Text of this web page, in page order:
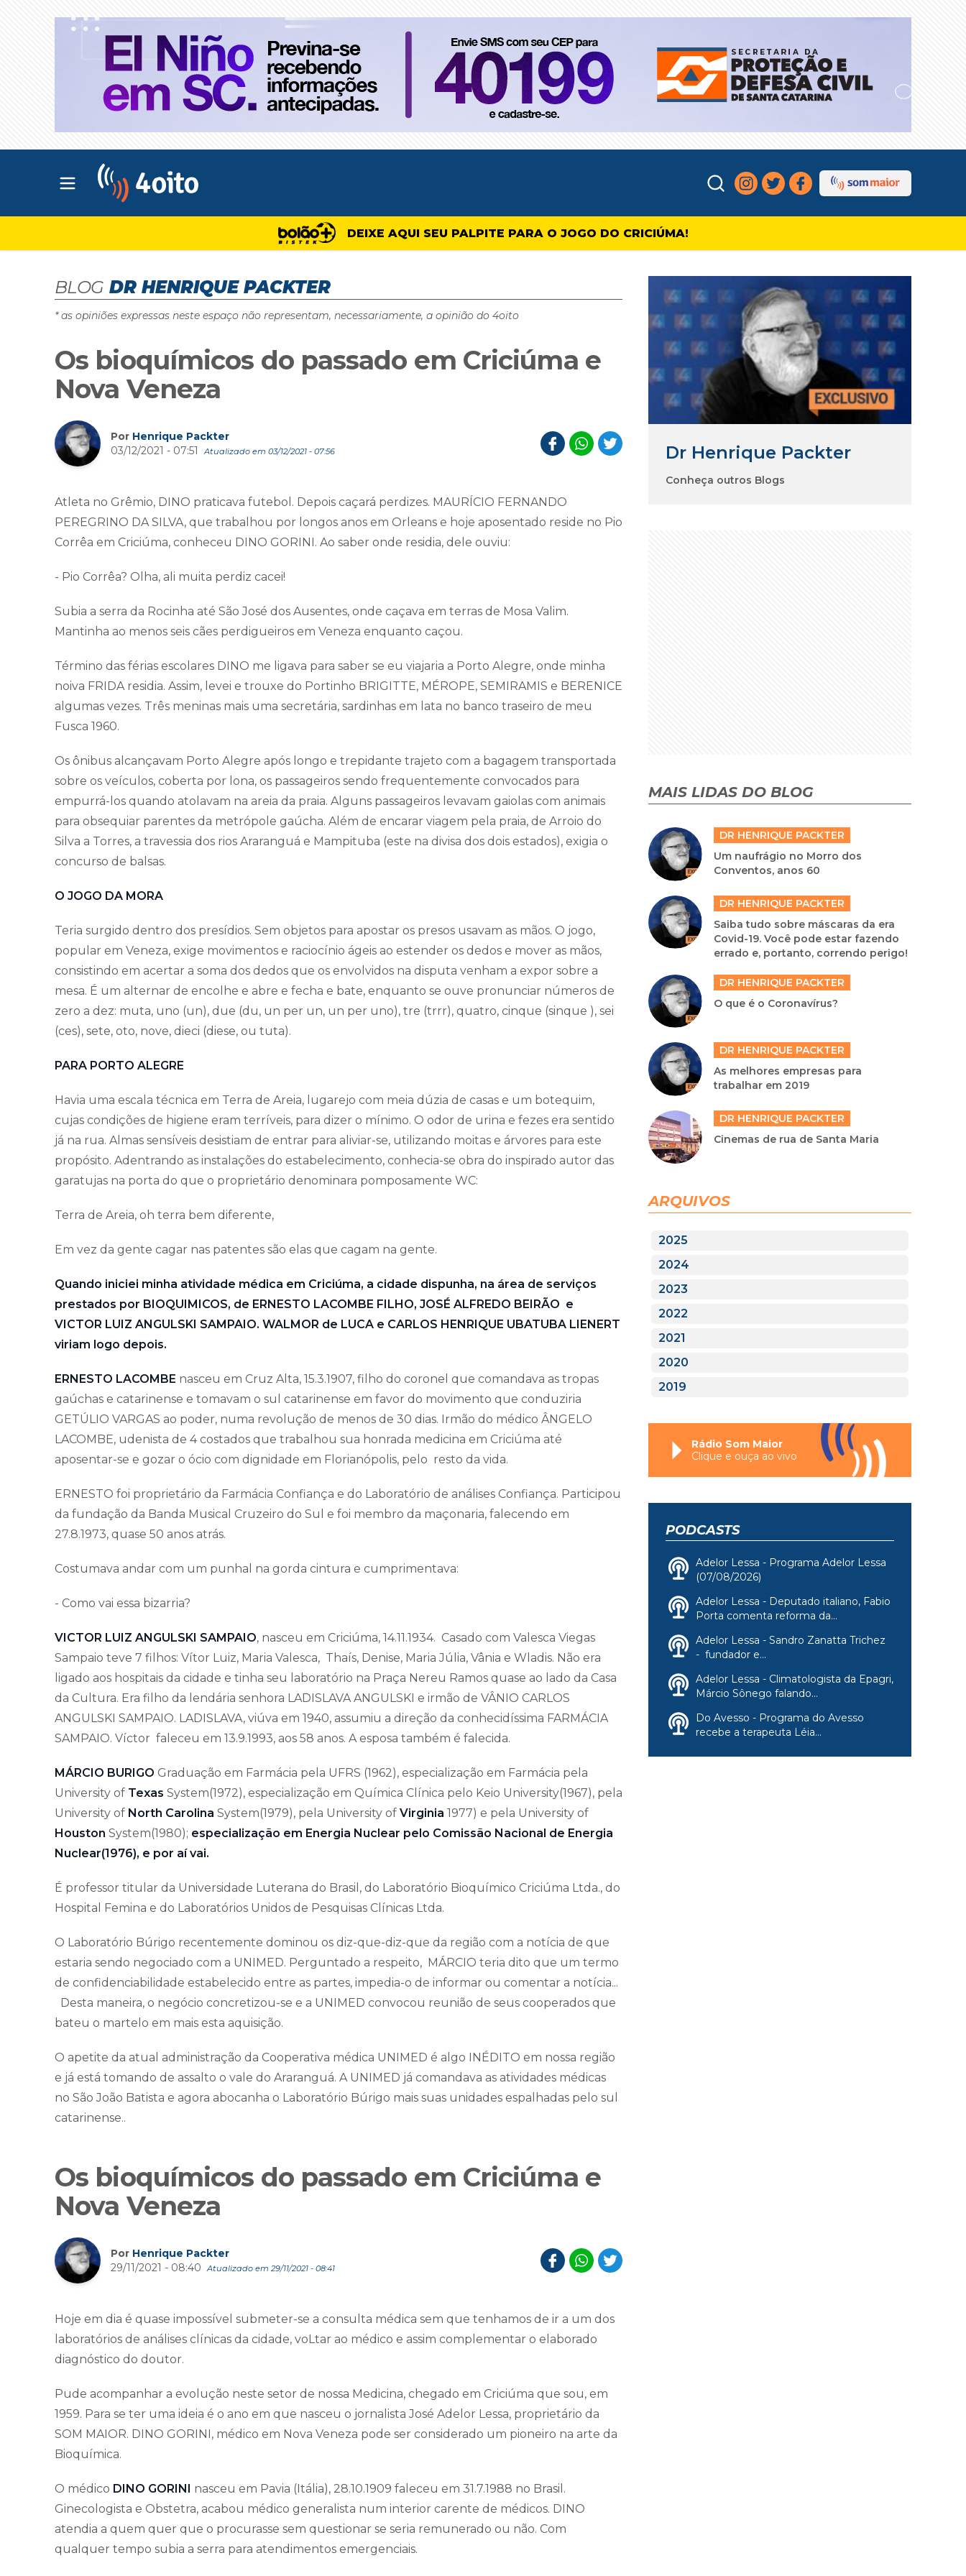
Abrir menu principal
DEIXE AQUI SEU PALPITE PARA O JOGO DO CRICIÚMA!
BLOG DR HENRIQUE PACKTER
* as opiniões expressas neste espaço não representam, necessariamente, a opinião do 4oito
Os bioquímicos do passado em Criciúma e
Nova Veneza
Por Henrique Packter
03/12/2021 - 07:51
Atualizado em 03/12/2021 - 07:56
Atleta no Grêmio, DINO praticava futebol. Depois caçará perdizes. MAURÍCIO FERNANDO
PEREGRINO DA SILVA, que trabalhou por longos anos em Orleans e hoje aposentado reside no Pio
Corrêa em Criciúma, conheceu DINO GORINI. Ao saber onde residia, dele ouviu:
- Pio Corrêa? Olha, ali muita perdiz cacei!
Subia a serra da Rocinha até São José dos Ausentes, onde caçava em terras de Mosa Valim.
Mantinha ao menos seis cães perdigueiros em Veneza enquanto caçou.
Término das férias escolares DINO me ligava para saber se eu viajaria a Porto Alegre, onde minha
noiva FRIDA residia. Assim, levei e trouxe do Portinho BRIGITTE, MÉROPE, SEMIRAMIS e BERENICE
algumas vezes. Três meninas mais uma secretária, sardinhas em lata no banco traseiro de meu
Fusca 1960.
Os ônibus alcançavam Porto Alegre após longo e trepidante trajeto com a bagagem transportada
sobre os veículos, coberta por lona, os passageiros sendo frequentemente convocados para
empurrá-los quando atolavam na areia da praia. Alguns passageiros levavam gaiolas com animais
para obsequiar parentes da metrópole gaúcha. Além de encarar viagem pela praia, de Arroio do
Silva a Torres, a travessia dos rios Araranguá e Mampituba (este na divisa dos dois estados), exigia o
concurso de balsas.
O JOGO DA MORA
Teria surgido dentro dos presídios. Sem objetos para apostar os presos usavam as mãos. O jogo,
popular em Veneza, exige movimentos e raciocínio ágeis ao estender os dedos e mover as mãos,
consistindo em acertar a soma dos dedos que os envolvidos na disputa venham a expor sobre a
mesa. É um alternar de encolhe e abre e fecha e bate, enquanto se ouve pronunciar números de
zero a dez: muta, uno (un), due (du, un per un, un per uno), tre (trrr), quatro, cinque (sinque ), sei
(ces), sete, oto, nove, dieci (diese, ou tuta).
PARA PORTO ALEGRE
Havia uma escala técnica em Terra de Areia, lugarejo com meia dúzia de casas e um botequim,
cujas condições de higiene eram terríveis, para dizer o mínimo. O odor de urina e fezes era sentido
já na rua. Almas sensíveis desistiam de entrar para aliviar-se, utilizando moitas e árvores para este
propósito. Adentrando as instalações do estabelecimento, conhecia-se obra do inspirado autor das
garatujas na porta do que o proprietário denominara pomposamente WC:
Terra de Areia, oh terra bem diferente,
Em vez da gente cagar nas patentes são elas que cagam na gente.
Quando iniciei minha atividade médica em Criciúma, a cidade dispunha, na área de serviços
prestados por BIOQUIMICOS, de ERNESTO LACOMBE FILHO, JOSÉ ALFREDO BEIRÃO e
VICTOR LUIZ ANGULSKI SAMPAIO. WALMOR de LUCA e CARLOS HENRIQUE UBATUBA LIENERT
viriam logo depois.
ERNESTO LACOMBE nasceu em Cruz Alta, 15.3.1907, filho do coronel que comandava as tropas
gaúchas e catarinense e tomavam o sul catarinense em favor do movimento que conduziria
GETÚLIO VARGAS ao poder, numa revolução de menos de 30 dias. Irmão do médico ÂNGELO
LACOMBE, udenista de 4 costados que trabalhou sua honrada medicina em Criciúma até
aposentar-se e gozar o ócio com dignidade em Florianópolis, pelo resto da vida.
ERNESTO foi proprietário da Farmácia Confiança e do Laboratório de análises Confiança. Participou
da fundação da Banda Musical Cruzeiro do Sul e foi membro da maçonaria, falecendo em
27.8.1973, quase 50 anos atrás.
Costumava andar com um punhal na gorda cintura e cumprimentava:
- Como vai essa bizarria?
VICTOR LUIZ ANGULSKI SAMPAIO, nasceu em Criciúma, 14.11.1934. Casado com Valesca Viegas
Sampaio teve 7 filhos: Vítor Luiz, Maria Valesca, Thaís, Denise, Maria Júlia, Vânia e Wladis. Não era
ligado aos hospitais da cidade e tinha seu laboratório na Praça Nereu Ramos quase ao lado da Casa
da Cultura. Era filho da lendária senhora LADISLAVA ANGULSKI e irmão de VÂNIO CARLOS
ANGULSKI SAMPAIO. LADISLAVA, viúva em 1940, assumiu a direção da conhecidíssima FARMÁCIA
SAMPAIO. Víctor faleceu em 13.9.1993, aos 58 anos. A esposa também é falecida.
MÁRCIO BURIGO Graduação em Farmácia pela UFRS (1962), especialização em Farmácia pela
University of Texas System(1972), especialização em Química Clínica pelo Keio University(1967), pela
University of North Carolina System(1979), pela University of Virginia 1977) e pela University of
Houston System(1980); especialização em Energia Nuclear pelo Comissão Nacional de Energia
Nuclear(1976), e por aí vai.
É professor titular da Universidade Luterana do Brasil, do Laboratório Bioquímico Criciúma Ltda., do
Hospital Femina e do Laboratórios Unidos de Pesquisas Clínicas Ltda.
O Laboratório Búrigo recentemente dominou os diz-que-diz-que da região com a notícia de que
estaria sendo negociado com a UNIMED. Perguntado a respeito, MÁRCIO teria dito que um termo
de confidenciabilidade estabelecido entre as partes, impedia-o de informar ou comentar a notícia...
Desta maneira, o negócio concretizou-se e a UNIMED convocou reunião de seus cooperados que
bateu o martelo em mais esta aquisição.
O apetite da atual administração da Cooperativa médica UNIMED é algo INÉDITO em nossa região
e já está tomando de assalto o vale do Araranguá. A UNIMED já comandava as atividades médicas
no São João Batista e agora abocanha o Laboratório Búrigo mais suas unidades espalhadas pelo sul
catarinense..
Os bioquímicos do passado em Criciúma e
Nova Veneza
Por Henrique Packter
29/11/2021 - 08:40
Atualizado em 29/11/2021 - 08:41
Hoje em dia é quase impossível submeter-se a consulta médica sem que tenhamos de ir a um dos
laboratórios de análises clínicas da cidade, voLtar ao médico e assim complementar o elaborado
diagnóstico do doutor.
Pude acompanhar a evolução neste setor de nossa Medicina, chegado em Criciúma que sou, em
1959. Para se ter uma ideia é o ano em que nasceu o jornalista José Adelor Lessa, proprietário da
SOM MAIOR. DINO GORINI, médico em Nova Veneza pode ser considerado um pioneiro na arte da
Bioquímica.
O médico DINO GORINI
nasceu em Pavia (Itália), 28.10.1909 faleceu em 31.7.1988 no Brasil.
Ginecologista e Obstetra, acabou médico generalista num interior carente de médicos. DINO
atendia a quem quer que o procurasse sem questionar se seria remunerado ou não. Com
qualquer tempo subia a serra para atendimentos emergenciais.
Dr Henrique Packter
Conheça outros Blogs
MAIS LIDAS DO BLOG
DR HENRIQUE PACKTER
Um naufrágio no Morro dos
Conventos, anos 60
DR HENRIQUE PACKTER
Saiba tudo sobre máscaras da era
Covid-19. Você pode estar fazendo
errado e, portanto, correndo perigo!
DR HENRIQUE PACKTER
O que é o Coronavírus?
DR HENRIQUE PACKTER
As melhores empresas para
trabalhar em 2019
DR HENRIQUE PACKTER
Cinemas de rua de Santa Maria
ARQUIVOS
2025
2024
2023
2022
2021
2020
2019
Rádio Som Maior
Clique e ouça ao vivo
PODCASTS
Adelor Lessa - Programa Adelor Lessa
(07/08/2026)
Adelor Lessa - Deputado italiano, Fabio
Porta comenta reforma da...
Adelor Lessa - Sandro Zanatta Trichez
- fundador e...
Adelor Lessa - Climatologista da Epagri,
Márcio Sônego falando...
Do Avesso - Programa do Avesso
recebe a terapeuta Léia...